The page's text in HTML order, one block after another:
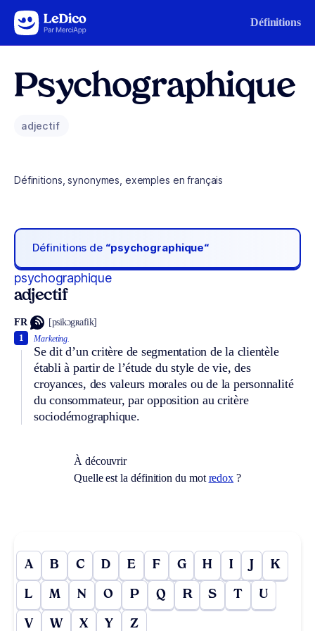
Aller au contenu Définitions
Psychographique
adjectif
Définitions, synonymes, exemples en français
Définitions de “psychographique“
psychographique
adjectif
FR [psikɔgʀafik]
Marketing.
Se dit d’un critère de segmentation de la clientèle
établi à partir de l’étude du style de vie, des
croyances, des valeurs morales ou de la personnalité
du consommateur, par opposition au critère
sociodémographique.
1
À découvrir
Quelle est la définition du mot redox ?
A B C D E F G H I J K
L M N O P Q R S T U
V W X Y Z